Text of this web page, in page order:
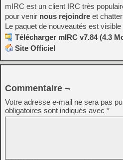
mIRC est un client IRC très
pour venir nous rejoindre et
Le paquet de nouveautés est visible
Télécharger mIRC v7.84 (4.3
Site Officiel
Commentaire ¬
Votre adresse e-mail ne sera pas
obligatoires sont indiqués avec *